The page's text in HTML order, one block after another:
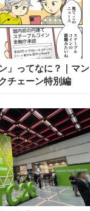
」ってなに？｜マン
チェーン特別編